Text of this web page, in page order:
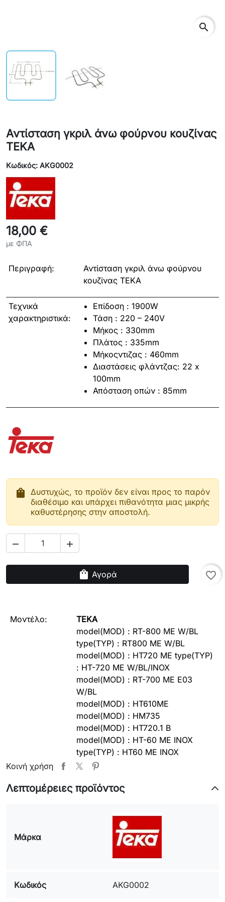
search
Αντίσταση γκριλ άνω φούρνου κουζίνας
TEKA
Κωδικός: AKG0002
18,00 €
με ΦΠΑ
Περιγραφή:
Αντίσταση γκριλ άνω φούρνου
κουζίνας TEKA
Τεχνικά
χαρακτηριστικά:
Επίδοση : 1900W
Τάση : 220 – 240V
Μήκος : 330mm
Πλάτος : 335mm
Μήκοςντιζας : 460mm
Διαστάσεις φλάντζας: 22 x
100mm
Απόσταση οπών : 85mm
shopping_bag Δυστυχώς, το προϊόν δεν είναι προς το παρόν
διαθέσιμο και υπάρχει πιθανότητα μιας μικρής
καθυστέρησης στην αποστολή.
 
shopping_bag Αγορά favorite_border
Μοντέλο:
TEKA
model(MOD) : RT-800 ME W/BL
type(TYP) : RT800 ME W/BL
model(MOD) : HT720 ME type(TYP)
: HT-720 ME W/BL/INOX
model(MOD) : RT-700 ME E03
W/BL
model(MOD) : HT610ME
model(MOD) : HM735
model(MOD) : HT720.1 B
model(MOD) : HT-60 ME INOX
type(TYP) : HT60 ME INOX
model(MOD) : HM-635.1 ME S98
model(MOD) : HM-635.1 ME Vr01
model(MOD) : HM-735 ME INOX
model(MOD) : HM-735.1 ME S98
model(MOD) : HT-490 ME W/BR
model(MOD) : HT-490 W/BR
Κοινή χρήση
Λεπτομέρειες προϊόντος
Μάρκα
Κωδικός AKG0002